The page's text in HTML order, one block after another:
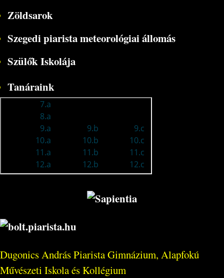
Zöldsarok
Szegedi piarista meteorológiai állomás
Szülők Iskolája
Tanáraink
Dugonics András Piarista Gimnázium, Alapfokú
Művészeti Iskola és Kollégium